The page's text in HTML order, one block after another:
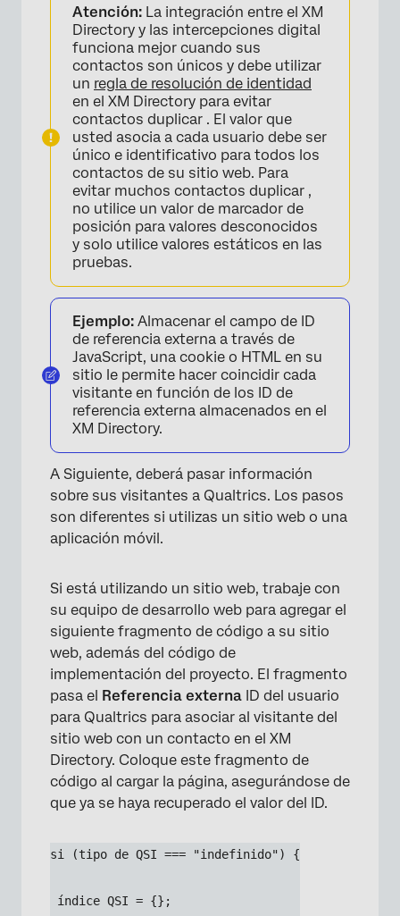
Atención: La integración entre el XM
Directory y las intercepciones digital
funciona mejor cuando sus
contactos son únicos y debe utilizar
un regla de resolución de identidad
en el XM Directory para evitar
contactos duplicar . El valor que
usted asocia a cada usuario debe ser
único e identificativo para todos los
contactos de su sitio web. Para
evitar muchos contactos duplicar ,
no utilice un valor de marcador de
posición para valores desconocidos
y solo utilice valores estáticos en las
pruebas.
Ejemplo: Almacenar el campo de ID
de referencia externa a través de
JavaScript, una cookie o HTML en su
sitio le permite hacer coincidir cada
visitante en función de los ID de
referencia externa almacenados en el
XM Directory.
A Siguiente, deberá pasar información
sobre sus visitantes a Qualtrics. Los pasos
son diferentes si utilizas un sitio web o una
aplicación móvil.
Si está utilizando un sitio web, trabaje con
su equipo de desarrollo web para agregar el
siguiente fragmento de código a su sitio
web, además del código de
implementación del proyecto. El fragmento
pasa el Referencia externa ID del usuario
para Qualtrics para asociar al visitante del
sitio web con un contacto en el XM
Directory. Coloque este fragmento de
código al cargar la página, asegurándose de
que ya se haya recuperado el valor del ID.
si (tipo de QSI === "indefinido") {
índice QSI = {};